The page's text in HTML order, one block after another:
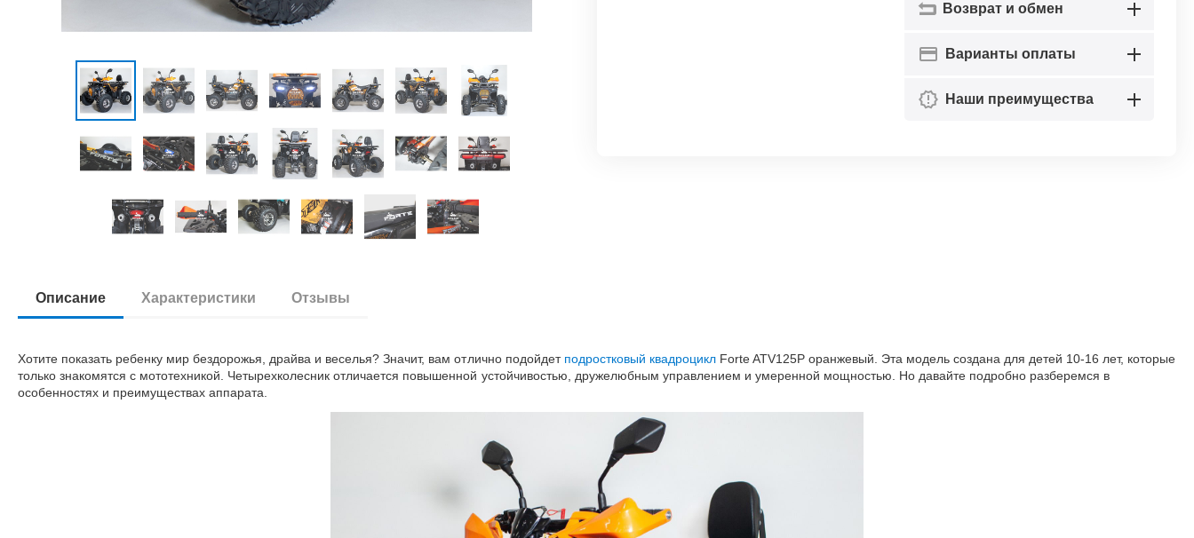
Возврат и обмен
Варианты оплаты
Наши преимущества
Описание Характеристики Отзывы
Хотите показать ребенку мир бездорожья, драйва и веселья? Значит, вам отлично подойдет подростковый квадроциклForte ATV125P оранжевый. Эта модель создана для детей 10-16 лет, которые
только знакомятся с мототехникой. Четырехколесник отличается повышенной устойчивостью, дружелюбным управлением и умеренной мощностью. Но давайте подробно разберемся в
особенностях и преимуществах аппарата.